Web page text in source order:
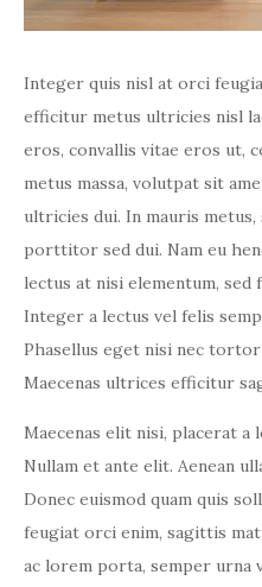
Integer quis nisl at orci
efficitur metus ultricies nisl
eros, convallis vitae eros ut,
metus massa, volutpat sit
ultricies dui. In mauris
porttitor sed dui. Nam eu
lectus at nisi elementum, sed
Integer a lectus vel felis
Phasellus eget nisi nec
Maecenas ultrices efficitur
Maecenas elit nisi, placerat
Nullam et ante elit. Aenean
Donec euismod quam quis
feugiat orci enim, sagittis
ac lorem porta, semper urna